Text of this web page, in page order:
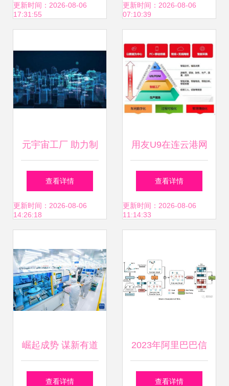
偏差率低至3.2%，
核实力
更新时间：2026-08-06
17:31:55
紧编制行动计划推
更新时间：2026-08-06
07:10:39
元宇宙工厂 助力制
造业破局 领航四大
革命力的新跨越
查看详情
更新时间：2026-08-06
14:26:18
用友U9在连云港网
络信息技术研发领
域的应用与价值分
查看详情
更新时间：2026-08-06
11:14:33
崛起成势 谋新有道
湖北以支点发力推
查看详情
2023年阿里巴巴信
息检索与搜推广技
查看详情